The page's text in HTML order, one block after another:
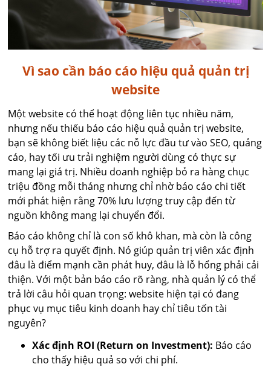
Vì sao cần báo cáo hiệu quả quản trị
website
Một website có thể hoạt động liên tục nhiều năm,
nhưng nếu thiếu báo cáo hiệu quả quản trị website,
bạn sẽ không biết liệu các nỗ lực đầu tư vào SEO, quảng
cáo, hay tối ưu trải nghiệm người dùng có thực sự
mang lại giá trị. Nhiều doanh nghiệp bỏ ra hàng chục
triệu đồng mỗi tháng nhưng chỉ nhờ báo cáo chi tiết
mới phát hiện rằng 70% lưu lượng truy cập đến từ
nguồn không mang lại chuyển đổi.
Báo cáo không chỉ là con số khô khan, mà còn là công
cụ hỗ trợ ra quyết định. Nó giúp quản trị viên xác định
đâu là điểm mạnh cần phát huy, đâu là lỗ hổng phải cải
thiện. Với một bản báo cáo rõ ràng, nhà quản lý có thể
trả lời câu hỏi quan trọng: website hiện tại có đang
phục vụ mục tiêu kinh doanh hay chỉ tiêu tốn tài
nguyên?
Xác định ROI (Return on Investment): Báo cáo
cho thấy hiệu quả so với chi phí.